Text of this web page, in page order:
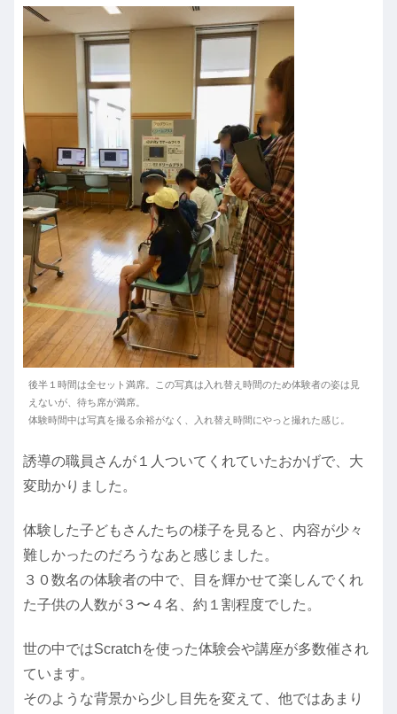
後半１時間は全セット満席。この写真は入れ替え時間のため体験者の姿は見
えないが、待ち席が満席。
体験時間中は写真を撮る余裕がなく、入れ替え時間にやっと撮れた感じ。
誘導の職員さんが１人ついてくれていたおかげで、大
変助かりました。
体験した子どもさんたちの様子を見ると、内容が少々
難しかったのだろうなあと感じました。
３０数名の体験者の中で、目を輝かせて楽しんでくれ
た子供の人数が３〜４名、約１割程度でした。
世の中ではScratchを使った体験会や講座が多数催され
ています。
そのような背景から少し目先を変えて、他ではあまり